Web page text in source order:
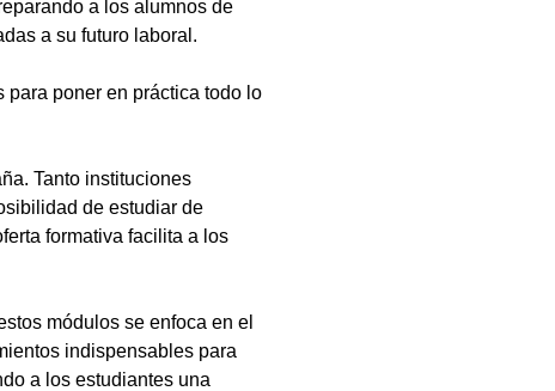
a los alumnos de
a su futuro laboral.
para poner en práctica todo lo
Tanto instituciones
de estudiar de
formativa facilita a los
módulos se enfoca en el
indispensables para
a los estudiantes una